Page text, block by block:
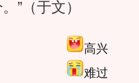
”（于文）
高兴
难过